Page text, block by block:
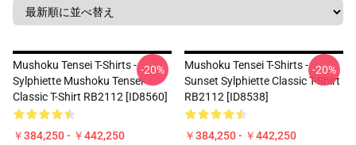
Mushoku Tensei T-Shirts -
Sylphiette Mushoku Tensei
Classic T-Shirt RB2112 [ID8560]
￥384,250 - ￥442,250
-20%
Mushoku Tensei T-Shirts -
Sunset Sylphiette Classic T-Shirt
RB2112 [ID8538]
￥384,250 - ￥442,250
-20%